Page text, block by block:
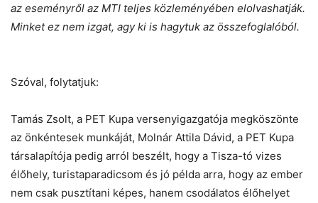
az eseményről az MTI teljes közleményében elolvashatják.
Minket ez nem izgat, agy ki is hagytuk az összefoglalóból.
Szóval, folytatjuk:
Tamás Zsolt, a PET Kupa versenyigazgatója megköszönte
az önkéntesek munkáját, Molnár Attila Dávid, a PET Kupa
társalapítója pedig arról beszélt, hogy a Tisza-tó vizes
élőhely, turistaparadicsom és jó példa arra, hogy az ember
nem csak pusztítani képes, hanem csodálatos élőhelyet